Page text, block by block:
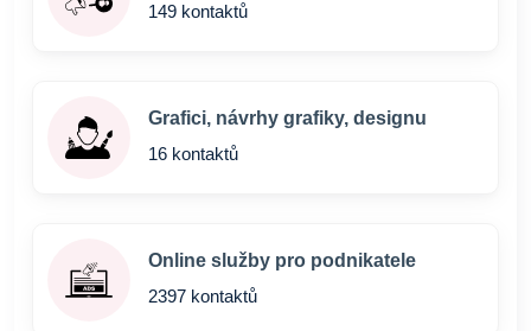
149 kontaktů
Grafici, návrhy grafiky, designu
16 kontaktů
Online služby pro podnikatele
2397 kontaktů